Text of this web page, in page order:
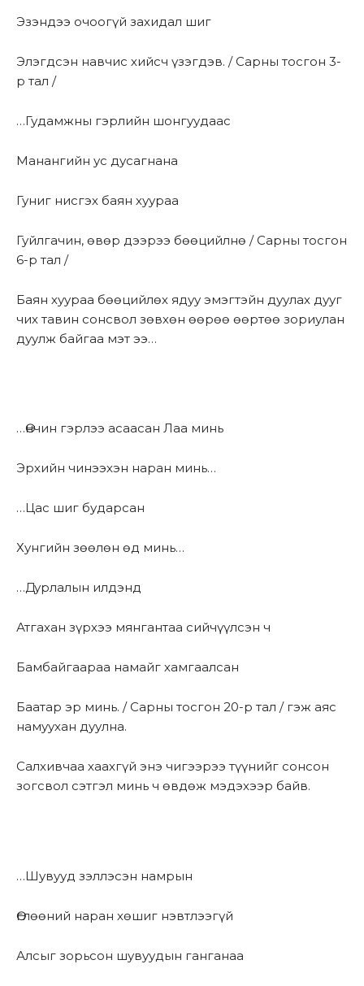
Эзэндээ очоогүй захидал шиг
Элэгдсэн навчис хийсч үзэгдэв. / Сарны тосгон 3-
р тал /
…Гудамжны гэрлийн шонгуудаас
Манангийн ус дусагнана
Гуниг нисгэх баян хуураа
Гуйлгачин, өвөр дээрээ бөөцийлнө / Сарны тосгон
6-р тал /
Баян хуураа бөөцийлөх ядуу эмэгтэйн дуулах дууг
чих тавин сонсвол зөвхөн өөрөө өөртөө зориулан
дуулж байгаа мэт ээ…
…Өнчин гэрлээ асаасан Лаа минь
Эрхийн чинээхэн наран минь…
…Цас шиг бударсан
Хунгийн зөөлөн өд минь…
…Дурлалын илдэнд
Атгахан зүрхээ мянгантаа сийчүүлсэн ч
Бамбайгаараа намайг хамгаалсан
Баатар эр минь. / Сарны тосгон 20-р тал / гэж аяс
намуухан дуулна.
Салхивчаа хаахгүй энэ чигээрээ түүнийг сонсон
зогсвол сэтгэл минь ч өвдөж мэдэхээр байв.
…Шувууд зэллэсэн намрын
Өглөөний наран хөшиг нэвтлээгүй
Алсыг зорьсон шувуудын ганганаа